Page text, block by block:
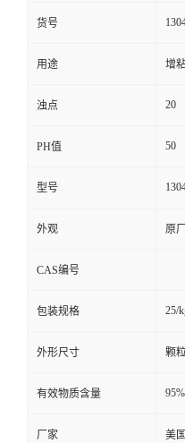
货号
用途 增
浊点 20
PH值 50
型号
外观 原
CAS编号
包装规格 25/
外形尺寸 颗
有效物质含量 95%
厂家 美